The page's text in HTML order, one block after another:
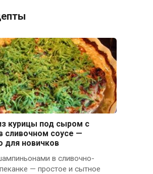
курицы под сыром с
сливочном соусе —
для новичков
в сливочно-
— простое и сытное